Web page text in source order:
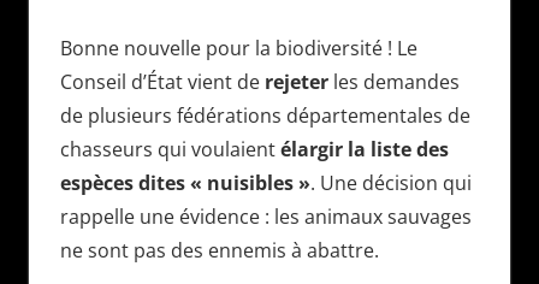
Bonne nouvelle pour la biodiversité ! Le
Conseil d’État vient derejeter les demandes
de plusieurs fédérations départementales de
chasseurs qui voulaientélargir la liste des
espèces dites « nuisibles ». Une décision qui
rappelle une évidence : les animaux sauvages
ne sont pas des ennemis à abattre.